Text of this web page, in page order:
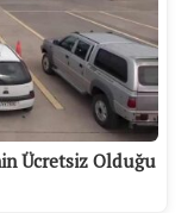
Ücretsiz Olduğu